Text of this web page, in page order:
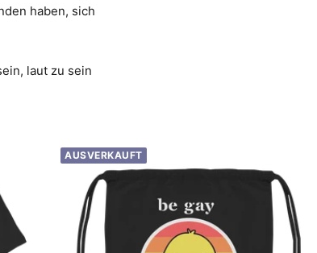
haben, sich
laut zu sein
AUSVERKAUFT